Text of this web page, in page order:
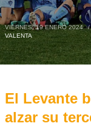
VIERNES, 19 ENERO 2024 /
VALENTA
El Levante
alzar su